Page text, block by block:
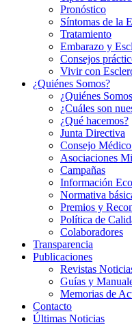
Pronóstico
Síntomas de la
Tratamiento
Embarazo y
Consejos
Vivir con
¿Quiénes Somos?
¿Quiénes
¿Cuáles son
¿Qué hacemos?
Junta Directiva
Consejo
Asociaciones
Campañas
Información
Normativa
Premios y
Política de
Colaboradores
Transparencia
Publicaciones
Revistas
Guías y
Memorias de
Contacto
Últimas Noticias